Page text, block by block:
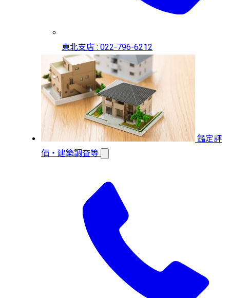
東北支店 : 022-796-6212
鑑定評
価・建築調査等